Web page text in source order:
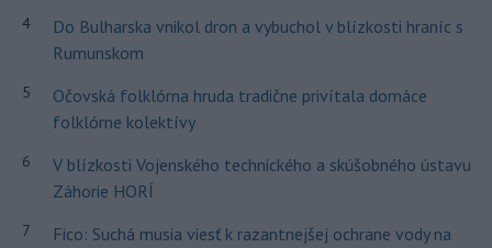
4
Do Bulharska vnikol dron a vybuchol v blízkosti hraníc s
Rumunskom
5
Očovská folklórna hruda tradične privítala domáce
folklórne kolektívy
6
V blízkosti Vojenského technického a skúšobného ústavu
Záhorie HORÍ
7
Fico: Suchá musia viesť k razantnejšej ochrane vody na